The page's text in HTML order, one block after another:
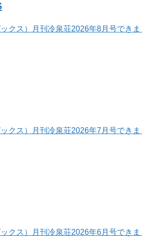
ックス）月刊冷泉荘2026年8月号でき
ックス）月刊冷泉荘2026年7月号でき
ックス）月刊冷泉荘2026年6月号でき